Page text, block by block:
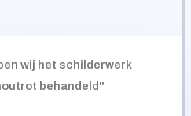
wij het schilderwerk
behandeld"